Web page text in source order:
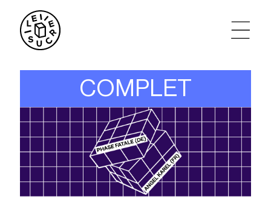
artistes
agenda
tickets
le sucre max
COMPLET